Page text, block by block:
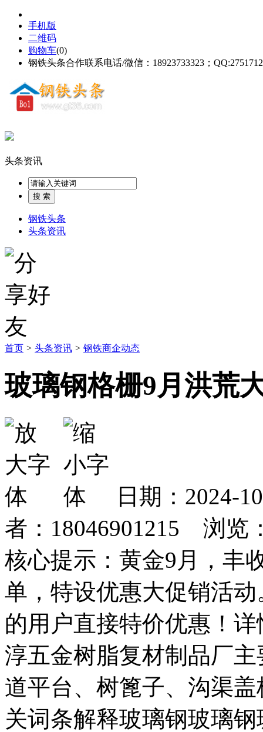
手机版
二维码
购物车(0)
钢铁头条合作联系电话/微信：18923733323；
头条资讯
钢铁头条
头条资讯
首页 > 头条资讯 > 钢铁商企动态
玻璃钢格栅9月洪荒
日期：2024-
者：18046901215 浏览
核心提示：黄金9月，丰
单，特设优惠大促销活
的用户直接特价优惠！
淳五金树脂复材制品厂
道平台、树篦子、沟渠
关词条解释玻璃钢玻璃